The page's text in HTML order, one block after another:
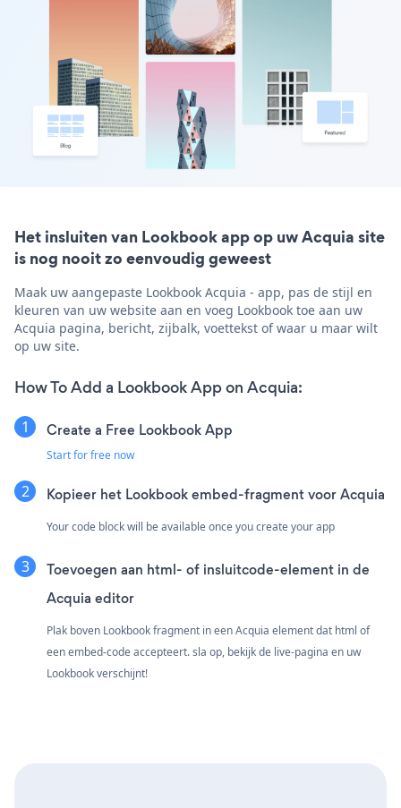
Het insluiten van Lookbook app op uw Acquia site
is nog nooit zo eenvoudig geweest
Maak uw aangepaste Lookbook Acquia - app, pas de stijl en
kleuren van uw website aan en voeg Lookbook toe aan uw
Acquia pagina, bericht, zijbalk, voettekst of waar u maar wilt
op uw site.
How To Add a Lookbook App on Acquia:
Create a Free Lookbook App
Start for free now
Kopieer het Lookbook embed-fragment voor Acquia
Your code block will be available once you create your app
Toevoegen aan html- of insluitcode-element in de
Acquia editor
Plak boven Lookbook fragment in een Acquia element dat html of
een embed-code accepteert. sla op, bekijk de live-pagina en uw
Lookbook verschijnt!